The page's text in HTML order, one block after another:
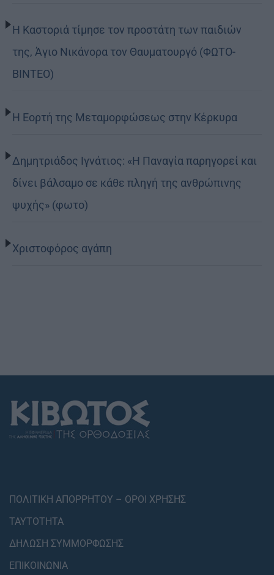
Η Καστοριά τίμησε τον προστάτη των παιδιών
της, Άγιο Νικάνορα τον Θαυματουργό (ΦΩΤΟ-
ΒΙΝΤΕΟ)
Η Εορτή της Μεταμορφώσεως στην Κέρκυρα
Δημητριάδος Ιγνάτιος: «Η Παναγία παρηγορεί και
δίνει βάλσαμο σε κάθε πληγή της ανθρώπινης
ψυχής» (φωτο)
Χριστοφόρος αγάπη
ΠΟΛΙΤΙΚΗ ΑΠΟΡΡΗΤΟΥ – ΟΡΟΙ ΧΡΗΣΗΣ
ΤΑΥΤΟΤΗΤΑ
ΔΗΛΩΣΗ ΣΥΜΜΟΡΦΩΣΗΣ
ΕΠΙΚΟΙΝΩΝΙΑ